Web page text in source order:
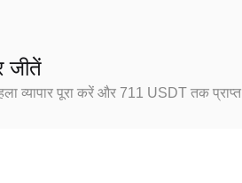
जीतें
व्यापार पूरा करें और 711 USDT तक